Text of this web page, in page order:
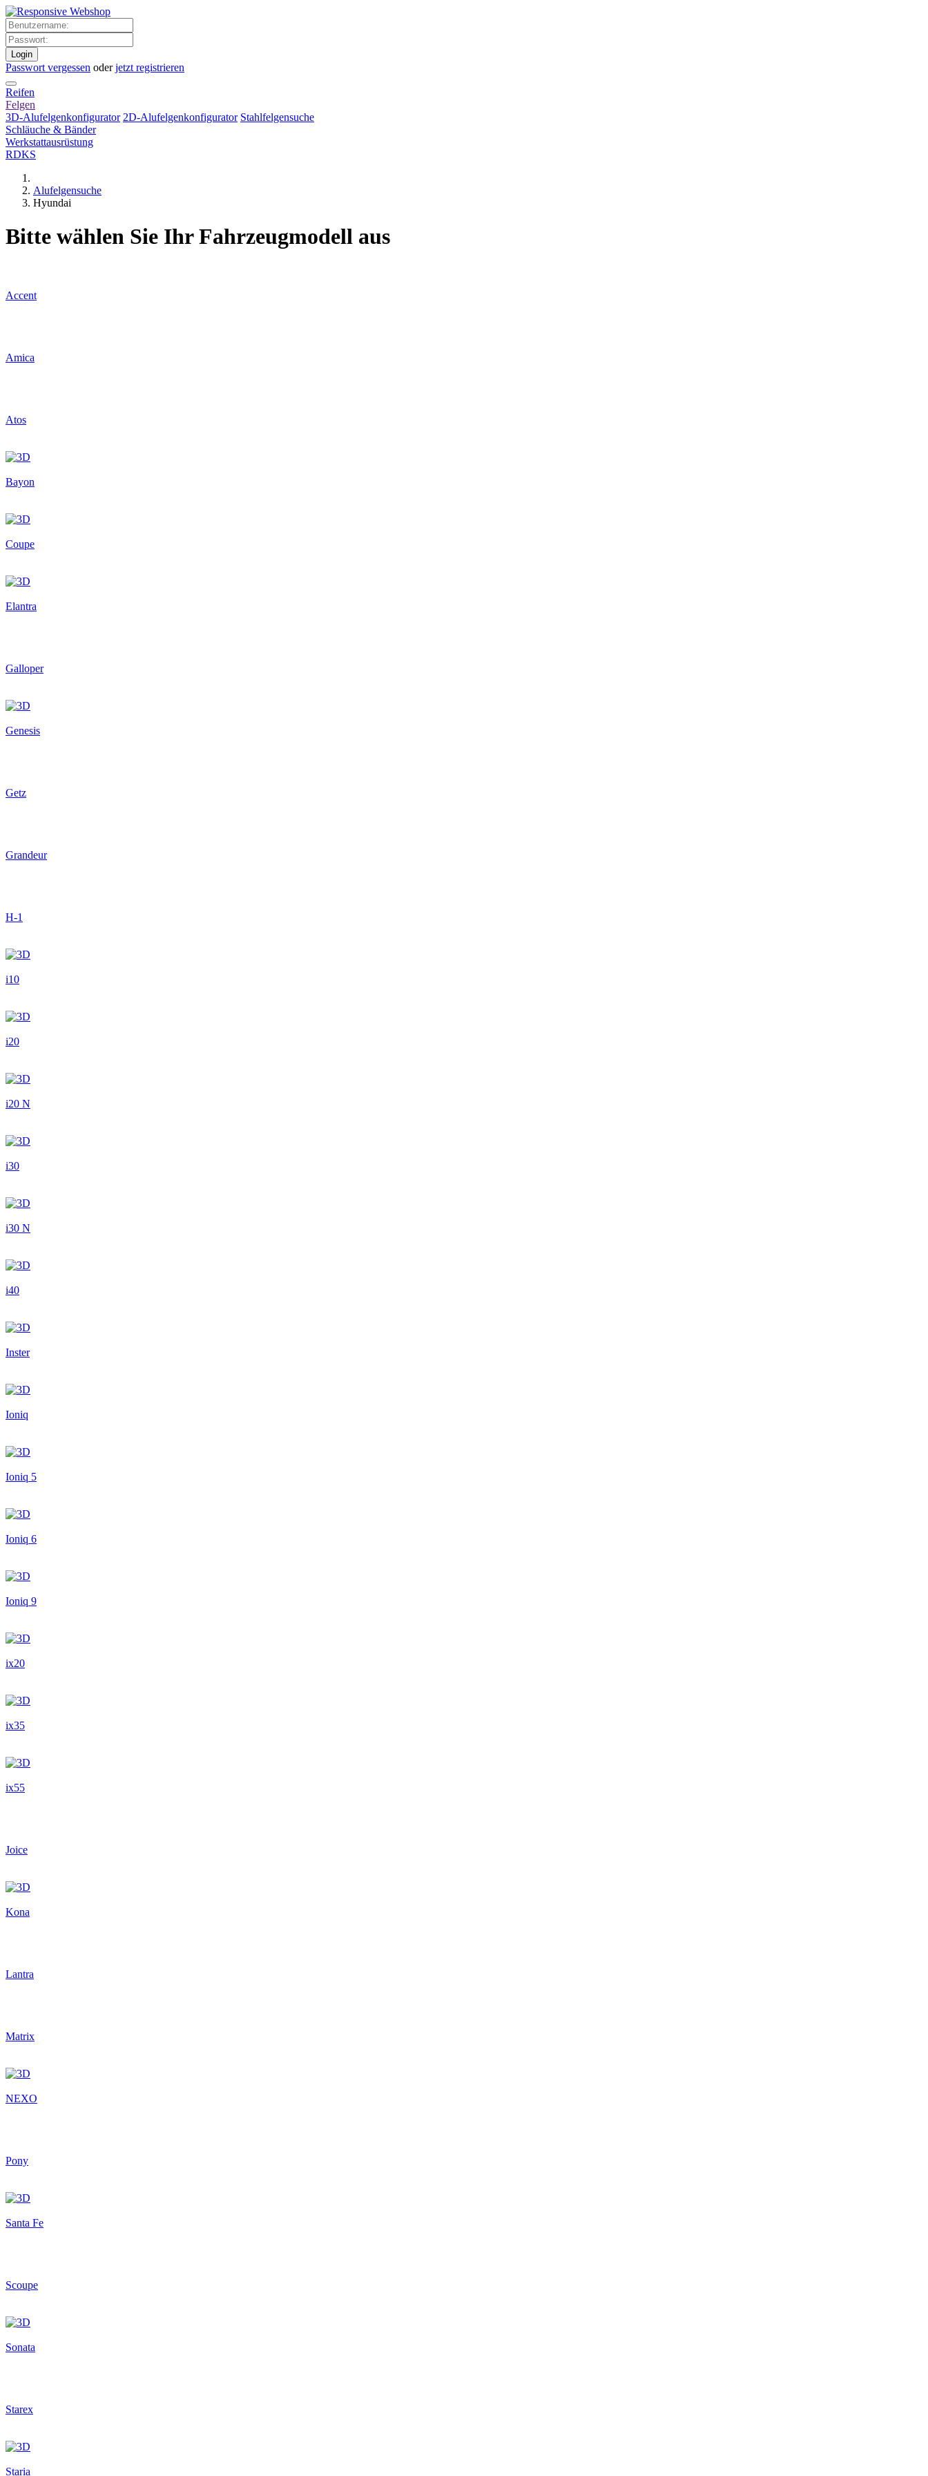
Login
Passwort vergessen oderjetzt registrieren
Reifen
Felgen
3D-Alufelgenkonfigurator 2D-Alufelgenkonfigurator Stahlfelgensuche
Schläuche & Bänder
Werkstattausrüstung
RDKS
Alufelgensuche
Hyundai
Bitte wählen Sie Ihr Fahrzeugmodell aus
Accent
Amica
Atos
Bayon
Coupe
Elantra
Galloper
Genesis
Getz
Grandeur
H-1
i10
i20
i20 N
i30
i30 N
i40
Inster
Ioniq
Ioniq 5
Ioniq 6
Ioniq 9
ix20
ix35
ix55
Joice
Kona
Lantra
Matrix
NEXO
Pony
Santa Fe
Scoupe
Sonata
Starex
Staria